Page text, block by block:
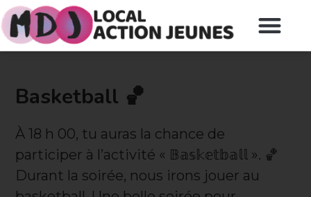
Basketball 🏀
À 18 h 00, tu auras la chance de
participer à l’activité « 𝔹𝕒𝕤𝕜𝕖𝕥𝕓𝕒𝕝𝕝 ». 🏀
Durant la soirée, nous irons jouer au